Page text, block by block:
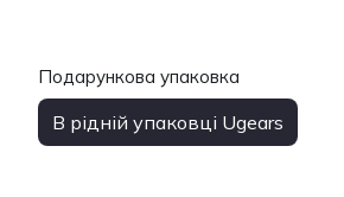
Подарункова упаковка
В рідній упаковці Ugears